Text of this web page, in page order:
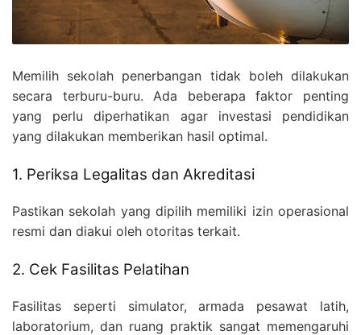
Memilih sekolah penerbangan tidak boleh dilakukan
secara terburu-buru. Ada beberapa faktor penting
yang perlu diperhatikan agar investasi pendidikan
yang dilakukan memberikan hasil optimal.
1. Periksa Legalitas dan Akreditasi
Pastikan sekolah yang dipilih memiliki izin operasional
resmi dan diakui oleh otoritas terkait.
2. Cek Fasilitas Pelatihan
Fasilitas seperti simulator, armada pesawat latih,
laboratorium, dan ruang praktik sangat memengaruhi